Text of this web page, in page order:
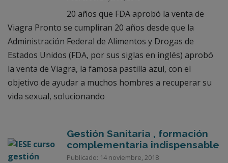
20 años que FDA aprobó la venta de
Viagra Pronto se cumpliran 20 años desde que la
Administración Federal de Alimentos y Drogas de
Estados Unidos (FDA, por sus siglas en inglés) aprobó
la venta de Viagra, la famosa pastilla azul, con el
objetivo de ayudar a muchos hombres a recuperar su
vida sexual, solucionando
Gestión Sanitaria , formación
complementaria indispensable
Publicado: 14 noviembre, 2018